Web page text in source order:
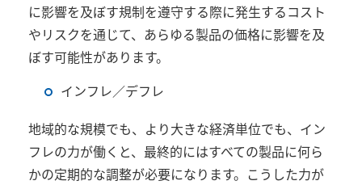
に影響を及ぼす規制を遵守する際に発生するコスト
やリスクを通じて、あらゆる製品の価格に影響を及
ぼす可能性があります。
インフレ／デフレ
地域的な規模でも、より大きな経済単位でも、イン
フレの力が働くと、最終的にはすべての製品に何ら
かの定期的な調整が必要になります。こうした力が